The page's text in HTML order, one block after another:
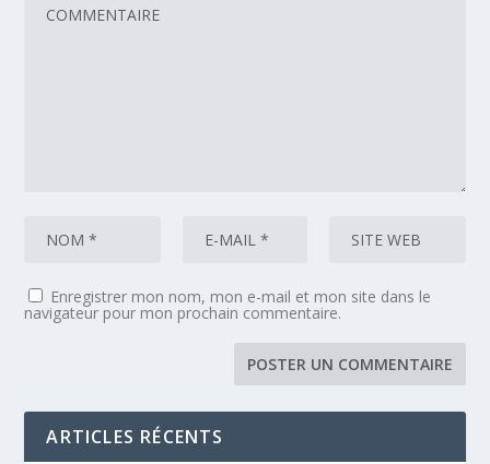
Enregistrer mon nom, mon e-mail et mon site dans le
navigateur pour mon prochain commentaire.
ARTICLES RÉCENTS